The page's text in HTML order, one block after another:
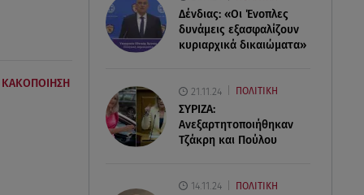
Δένδιας: «Οι Ένοπλες
δυνάμεις εξασφαλίζουν
κυριαρχικά δικαιώματα»
21.11.24 ΠΟΛΙΤΙΚΗ
ΣΥΡΙΖΑ:
Ανεξαρτητοποιήθηκαν
Τζάκρη και Πούλου
14.11.24 ΠΟΛΙΤΙΚΗ
ΚΑΚΟΠΟΙΗΣΗ